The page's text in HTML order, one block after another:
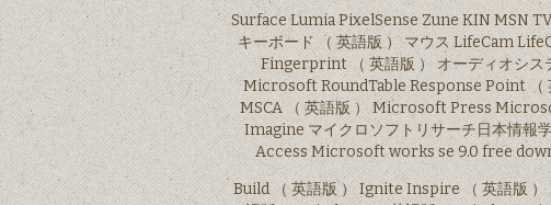
Surface Lumia PixelSense Zune KIN MSN
キーボード （ 英語版 ） マウス LifeCam
Fingerprint （ 英語版 ） オーディオシス
Microsoft RoundTable Response Point （
MSCA （ 英語版 ） Microsoft Press
Imagine マイクロソフトリサーチ日本情報
Access Microsoft works se 9.0 free
Build （ 英語版 ） Ignite Inspire （ 英語版